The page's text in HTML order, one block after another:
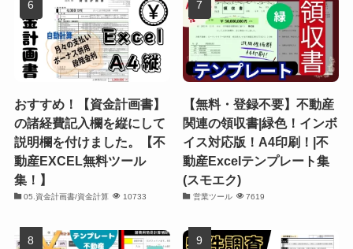
おすすめ！【資金計画書】
の諸経費記入欄を縦にして
説明欄を付けました。【不
動産EXCEL無料ツール
集！】
05.資金計画書/資金計算 10733
【無料・登録不要】不動産
関連の領収書|緑色！インボ
イス対応版！A4印刷！|不
動産Excelテンプレート集
(スモエク)
営業ツール 7619